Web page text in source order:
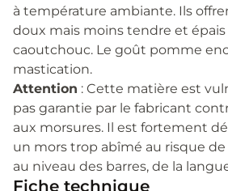
à température ambiante. Ils
doux mais moins tendre et
caoutchouc. Le goût pomme
mastication.
Attention : Cette matière est
pas garantie par le fabricant
aux morsures. Il est fortement
un mors trop abîmé au risque de
au niveau des barres, de la
Fiche technique